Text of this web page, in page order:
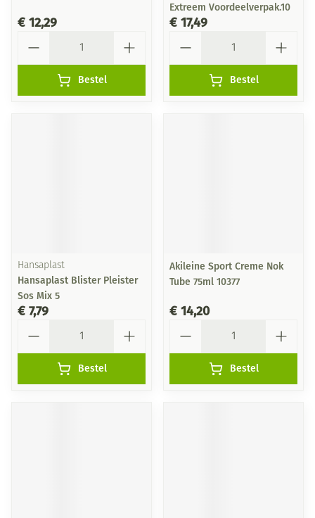
€ 12,29
Bestel
Extreem Voordeelverpak.10
€ 17,49
Bestel
Hansaplast
Hansaplast Blister Pleister
Sos Mix 5
€ 7,79
Bestel
Akileine Sport Creme Nok
Tube 75ml 10377
€ 14,20
Bestel